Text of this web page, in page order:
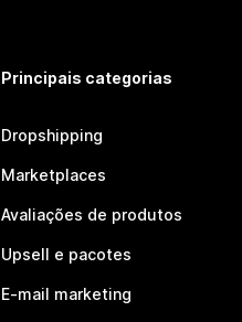
Principais categorias
Dropshipping
Marketplaces
Avaliações de produtos
Upsell e pacotes
E-mail marketing